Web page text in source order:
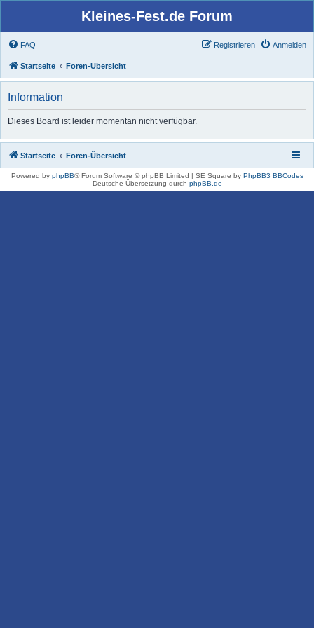
Kleines-Fest.de Forum
FAQ Anmelden
Registrieren
Startseite Foren-Übersicht
Information
Dieses Board ist leider momentan nicht verfügbar.
Startseite Foren-Übersicht
Powered by phpBB® Forum Software © phpBB Limited | SE Square by PhpBB3 BBCodes
Deutsche Übersetzung durch phpBB.de